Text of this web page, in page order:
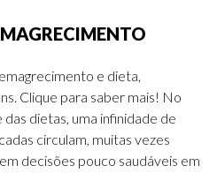
e dieta,
Clique para saber mais! No
dietas, uma infinidade de
circulam, muitas vezes
decisões pouco saudáveis em